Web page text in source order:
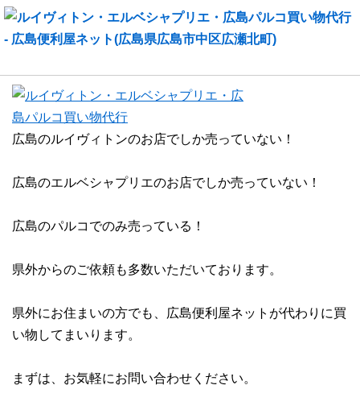
広島のルイヴィトンのお店でしか売っていない！
広島のエルベシャプリエのお店でしか売っていない！
広島のパルコでのみ売っている！
県外からのご依頼も多数いただいております。
県外にお住まいの方でも、広島便利屋ネットが代わりに買
い物してまいります。
まずは、お気軽にお問い合わせください。